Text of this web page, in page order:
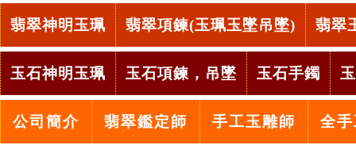
翡翠神明玉珮 翡翠項鍊(玉珮玉墜吊墜) 翡翠
玉石神明玉珮 玉石項鍊，吊墜 玉石手鐲
公司簡介 翡翠鑑定師 手工玉雕師 全